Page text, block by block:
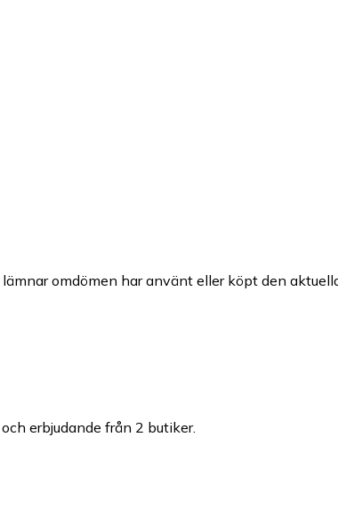
omdömen har använt eller köpt den
erbjudande från 2 butiker.